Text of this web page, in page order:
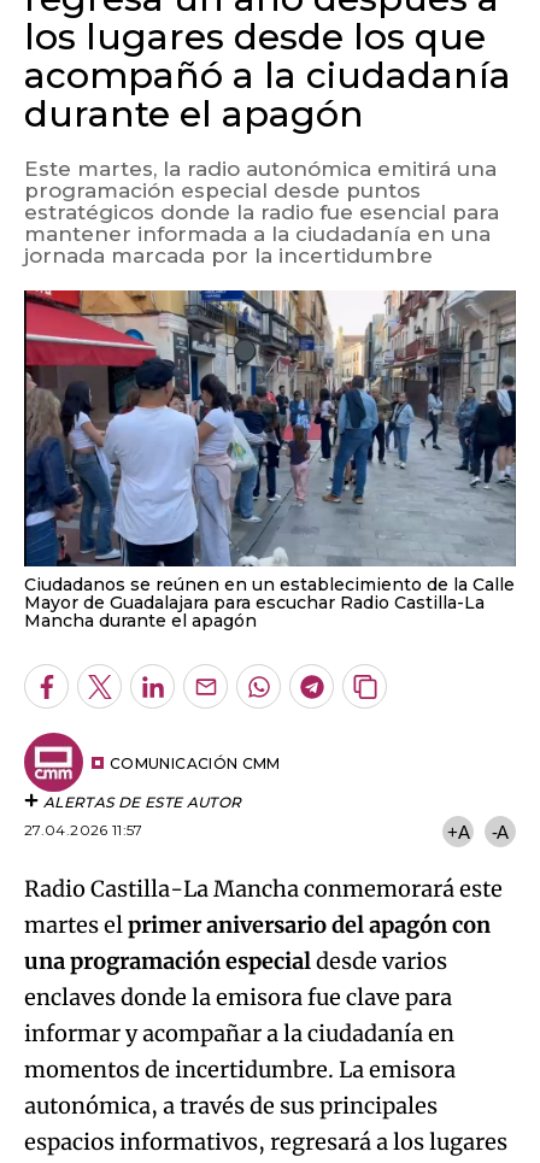
los lugares desde los que
acompañó a la ciudadanía
durante el apagón
Este martes, la radio autonómica emitirá una
programación especial desde puntos
estratégicos donde la radio fue esencial para
mantener informada a la ciudadanía en una
jornada marcada por la incertidumbre
Ciudadanos se reúnen en un establecimiento de la Calle
Mayor de Guadalajara para escuchar Radio Castilla-La
Mancha durante el apagón
Facebook
TwitterLinkedInEnviarWhatsapp
Telegram
Copiar
COMUNICACIÓN CMM
ALERTAS DE ESTE AUTOR
27.04.2026 11:57
+A -A
Radio Castilla-La Mancha conmemorará este
martes elprimer aniversario del apagón con
una programación especialdesde varios
enclaves donde la emisora fue clave para
informar y acompañar a la ciudadanía en
momentos de incertidumbre. La emisora
autonómica, a través de sus principales
espacios informativos, regresará a los lugares